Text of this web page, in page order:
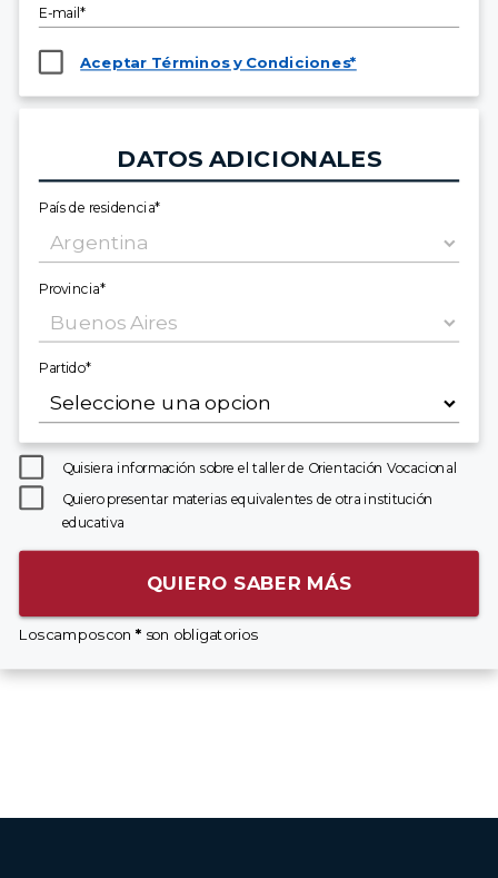
E-mail*
Aceptar Términos y Condiciones*
DATOS ADICIONALES
País de residencia*
Provincia*
Partido*
Quisiera información sobre el taller de Orientación Vocacional
Quiero presentar materias equivalentes de otra institución
educativa
QUIERO SABER MÁS
Los campos con * son obligatorios